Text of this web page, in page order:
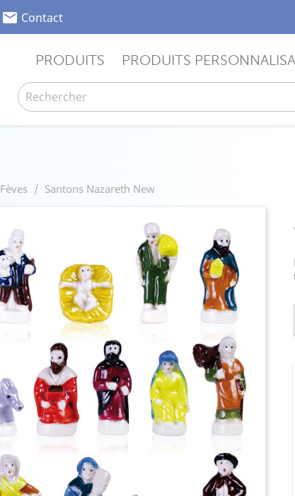
 Contact
PRODUITS PRODUITS
Fèves Santons Nazareth New